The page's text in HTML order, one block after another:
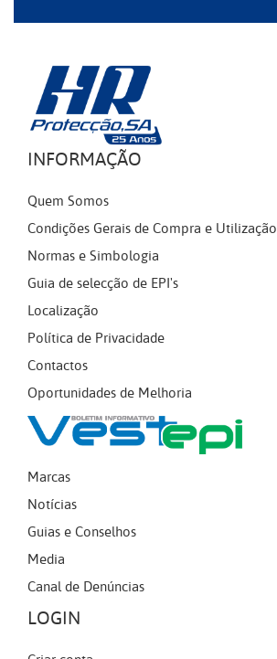
INFORMAÇÃO
Quem Somos
Condições Gerais de Compra e Utilização
Normas e Simbologia
Guia de selecção de EPI's
Localização
Política de Privacidade
Contactos
Oportunidades de Melhoria
Marcas
Notícias
Guias e Conselhos
Media
Canal de Denúncias
LOGIN